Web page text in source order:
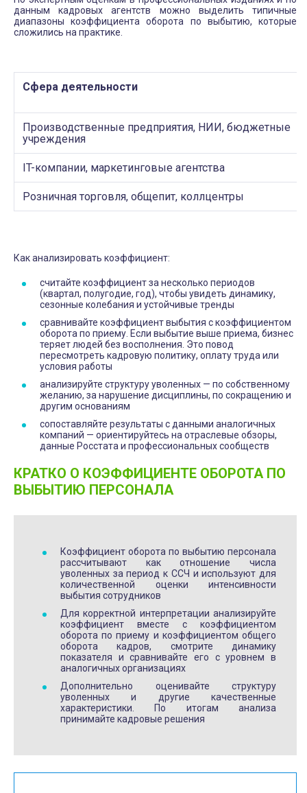
данным кадровых агентств можно выделить типичные
диапазоны коэффициента оборота по выбытию, которые
сложились на практике.
Сфера деятельности
Производственные предприятия, НИИ, бюджетные
учреждения
IT-компании, маркетинговые агентства
Розничная торговля, общепит, коллцентры
Как анализировать коэффициент:
считайте коэффициент за несколько периодов
(квартал, полугодие, год), чтобы увидеть динамику,
сезонные колебания и устойчивые тренды
сравнивайте коэффициент выбытия с коэффициентом
оборота по приему. Если выбытие выше приема, бизнес
теряет людей без восполнения. Это повод
пересмотреть кадровую политику, оплату труда или
условия работы
анализируйте структуру уволенных — по собственному
желанию, за нарушение дисциплины, по сокращению и
другим основаниям
сопоставляйте результаты с данными аналогичных
компаний — ориентируйтесь на отраслевые обзоры,
данные Росстата и профессиональных сообществ
КРАТКО О КОЭФФИЦИЕНТЕ ОБОРОТА ПО
ВЫБЫТИЮ ПЕРСОНАЛА
Коэффициент оборота по выбытию персонала
рассчитывают как отношение числа
уволенных за период к ССЧ и используют для
количественной оценки интенсивности
выбытия сотрудников
Для корректной интерпретации анализируйте
коэффициент вместе с коэффициентом
оборота по приему и коэффициентом общего
оборота кадров, смотрите динамику
показателя и сравнивайте его с уровнем в
аналогичных организациях
Дополнительно оценивайте структуру
уволенных и другие качественные
характеристики. По итогам анализа
принимайте кадровые решения